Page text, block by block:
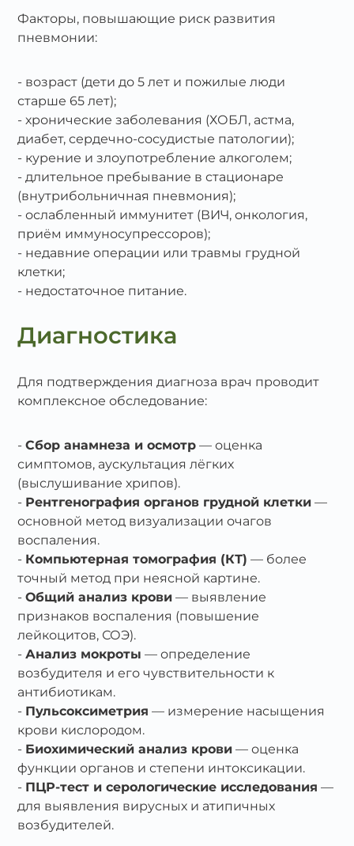
Факторы, повышающие риск развития
пневмонии:
возраст (дети до 5 лет и пожилые люди
старше 65 лет);
хронические заболевания (ХОБЛ, астма,
диабет, сердечно‑сосудистые патологии);
курение и злоупотребление алкоголем;
длительное пребывание в стационаре
(внутрибольничная пневмония);
ослабленный иммунитет (ВИЧ, онкология,
приём иммуносупрессоров);
недавние операции или травмы грудной
клетки;
недостаточное питание.
Диагностика
Для подтверждения диагноза врач проводит
комплексное обследование:
Сбор анамнеза и осмотр — оценка
симптомов, аускультация лёгких
(выслушивание хрипов).
Рентгенография органов грудной клетки —
основной метод визуализации очагов
воспаления.
Компьютерная томография (КТ) — более
точный метод при неясной картине.
Общий анализ крови — выявление
признаков воспаления (повышение
лейкоцитов, СОЭ).
Анализ мокроты — определение
возбудителя и его чувствительности к
антибиотикам.
Пульсоксиметрия — измерение насыщения
крови кислородом.
Биохимический анализ крови — оценка
функции органов и степени интоксикации.
ПЦР‑тест и серологические исследования —
для выявления вирусных и атипичных
возбудителей.